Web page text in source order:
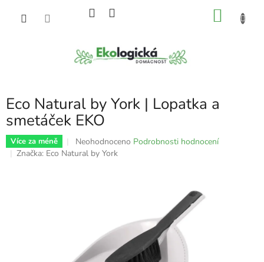
Eco Natural by York | Lopatka a
smetáček EKO
Více za méně
Průměrné
hodnocení
Neohodnoceno Podrobnosti hodnocení
Značka: Eco Natural by York